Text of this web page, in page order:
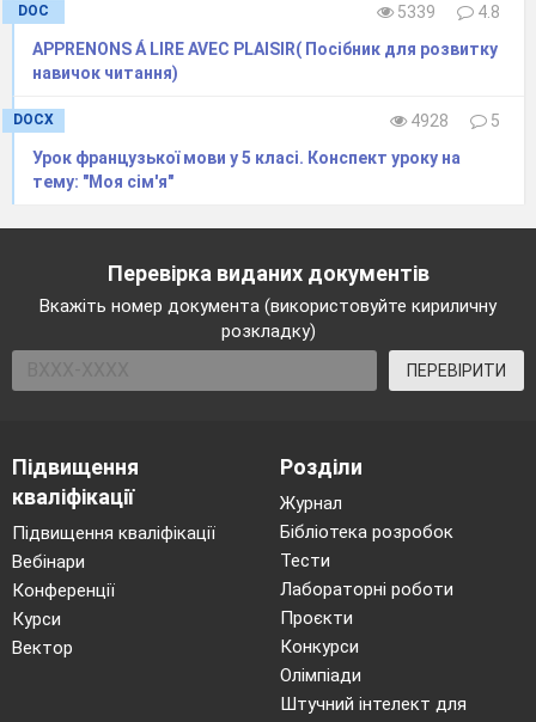
DOC 5339
4.8
APPRENONS Á LIRE AVEC PLAISIR( Посібник для розвитку
навичок читання)
DOCX 4928
5
Урок французької мови у 5 класі. Конспект уроку на
тему: "Моя сім'я"
Перевірка виданих документів
Вкажіть номер документа (використовуйте кириличну
розкладку)
ПЕРЕВІРИТИ
Підвищення
кваліфікації
Підвищення кваліфікації
Вебінари
Конференції
Курси
Вектор
Розділи
Журнал
Бібліотека розробок
Тести
Лабораторні роботи
Проєкти
Конкурси
Олімпіади
Штучний інтелект для